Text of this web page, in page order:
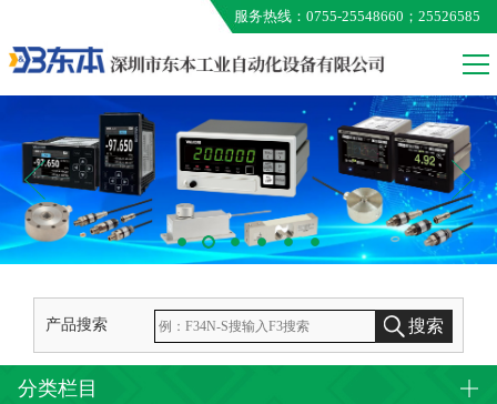
MEG
ONO AUMO
KUNIMORI
EXTION
TAMAGAWA
服务热线：0755-25548660；25526585
产品搜索 搜索
分类栏目